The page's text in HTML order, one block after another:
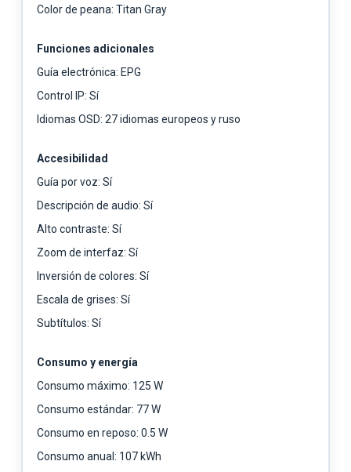
Color de peana: Titan Gray
Funciones adicionales
Guía electrónica: EPG
Control IP: Sí
Idiomas OSD: 27 idiomas europeos y ruso
Accesibilidad
Guía por voz: Sí
Descripción de audio: Sí
Alto contraste: Sí
Zoom de interfaz: Sí
Inversión de colores: Sí
Escala de grises: Sí
Subtítulos: Sí
Consumo y energía
Consumo máximo: 125 W
Consumo estándar: 77 W
Consumo en reposo: 0.5 W
Consumo anual: 107 kWh